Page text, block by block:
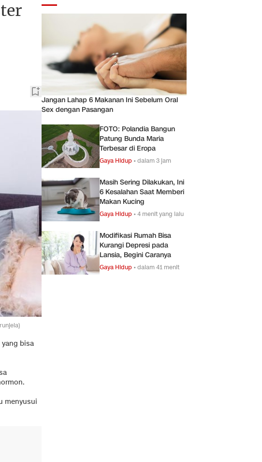
bisa
menyusui
Jangan Lahap 6 Makanan Ini Sebelum Oral
Sex dengan Pasangan
FOTO: Polandia Bangun
Patung Bunda Maria
Terbesar di Eropa
Gaya Hidup •dalam 3 jam
Masih Sering Dilakukan, Ini
6 Kesalahan Saat Memberi
Makan Kucing
Gaya Hidup •4 menit yang lalu
Modifikasi Rumah Bisa
Kurangi Depresi pada
Lansia, Begini Caranya
Gaya Hidup •dalam 41 menit